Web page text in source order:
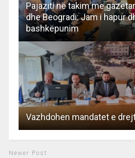
Pajaziti në takim me
dhe Beogradi: Jam i hapur
bashkëpunim
Vazhdohen mandatet e
Newer Post